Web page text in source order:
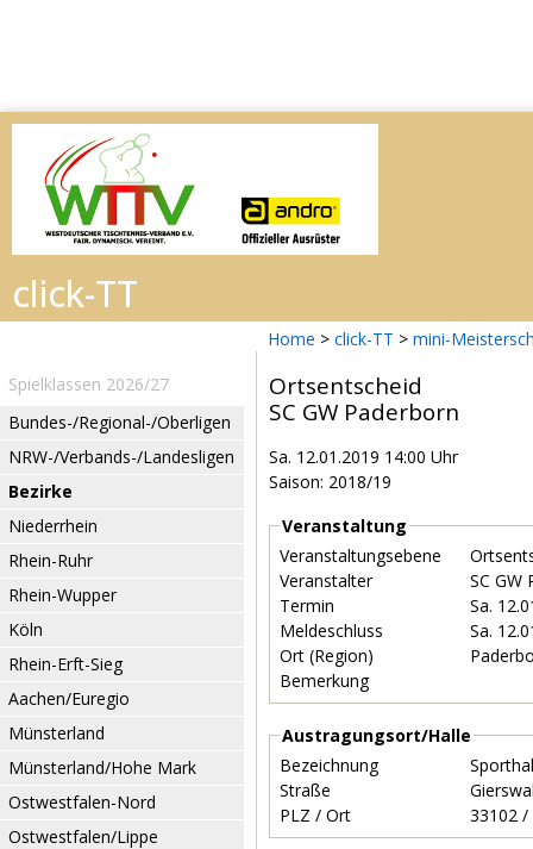
Home > click-TT > mini-
Spielklassen 2026/27
Bundes-/Regional-/Oberligen
NRW-/Verbands-/Landesligen
Bezirke
Niederrhein
Rhein-Ruhr
Rhein-Wupper
Köln
Rhein-Erft-Sieg
Aachen/Euregio
Münsterland
Münsterland/Hohe Mark
Ostwestfalen-Nord
Ostwestfalen/Lippe
Ortsentscheid
SC GW Paderborn
Sa. 12.01.2019 14:00 Uhr
Saison: 2018/19
Veranstaltung
Veranstaltungsebene
Veranstalter
SC GW
Termin
Sa.
Meldeschluss
Sa.
Ort (Region)
Bemerkung
Austragungsort/Halle
Bezeichnung
Straße
PLZ / Ort